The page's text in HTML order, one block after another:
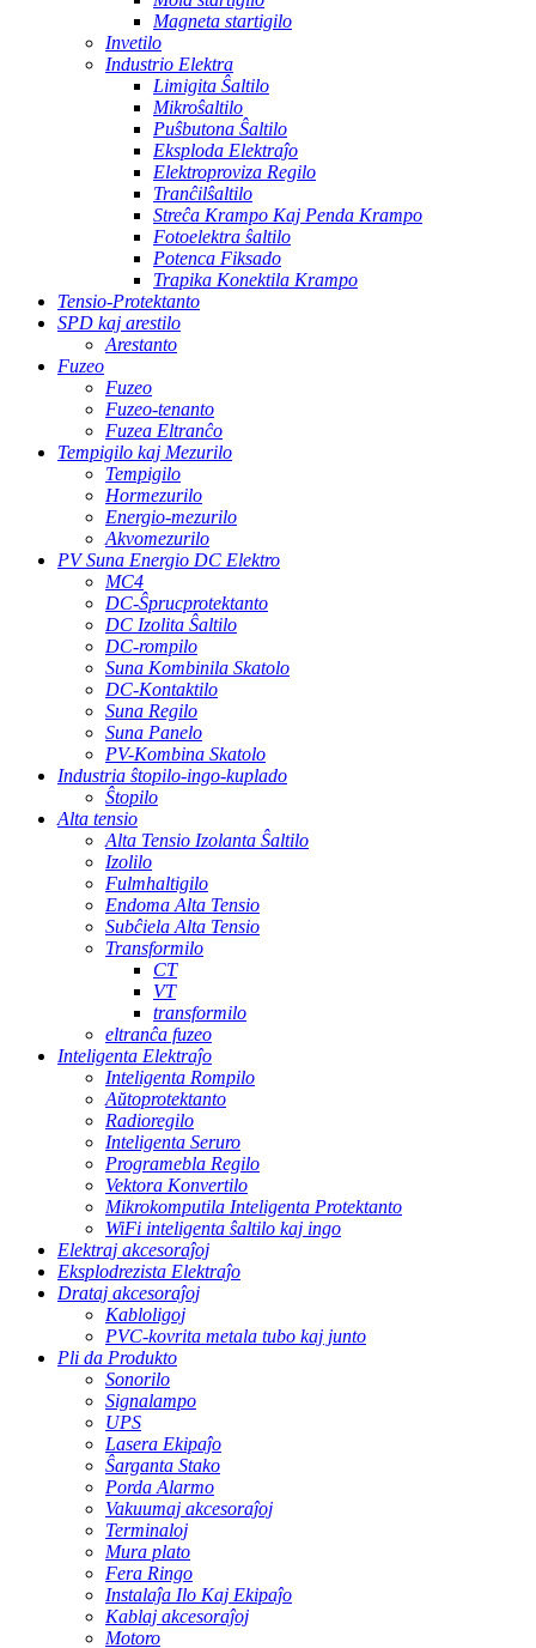
Magneta startigilo
Invetilo
Industrio Elektra
Limigita Ŝaltilo
Mikroŝaltilo
Puŝbutona Ŝaltilo
Eksploda Elektraĵo
Elektroproviza Regilo
Tranĉilŝaltilo
Streĉa Krampo Kaj Penda Krampo
Fotoelektra ŝaltilo
Potenca Fiksado
Trapika Konektila Krampo
Tensio-Protektanto
SPD kaj arestilo
Arestanto
Fuzeo
Fuzeo
Fuzeo-tenanto
Fuzea Eltranĉo
Tempigilo kaj Mezurilo
Tempigilo
Hormezurilo
Energio-mezurilo
Akvomezurilo
PV Suna Energio DC Elektro
MC4
DC-Ŝprucprotektanto
DC Izolita Ŝaltilo
DC-rompilo
Suna Kombinila Skatolo
DC-Kontaktilo
Suna Regilo
Suna Panelo
PV-Kombina Skatolo
Industria ŝtopilo-ingo-kuplado
Ŝtopilo
Alta tensio
Alta Tensio Izolanta Ŝaltilo
Izolilo
Fulmhaltigilo
Endoma Alta Tensio
Subĉiela Alta Tensio
Transformilo
CT
VT
transformilo
eltranĉa fuzeo
Inteligenta Elektraĵo
Inteligenta Rompilo
Aŭtoprotektanto
Radioregilo
Inteligenta Seruro
Programebla Regilo
Vektora Konvertilo
Mikrokomputila Inteligenta Protektanto
WiFi inteligenta ŝaltilo kaj ingo
Elektraj akcesoraĵoj
Eksplodrezista Elektraĵo
Drataj akcesoraĵoj
Kabloligoj
PVC-kovrita metala tubo kaj junto
Pli da Produkto
Sonorilo
Signalampo
UPS
Lasera Ekipaĵo
Ŝarganta Stako
Porda Alarmo
Vakuumaj akcesoraĵoj
Terminaloj
Mura plato
Fera Ringo
Instalaĵa Ilo Kaj Ekipaĵo
Kablaj akcesoraĵoj
Motoro